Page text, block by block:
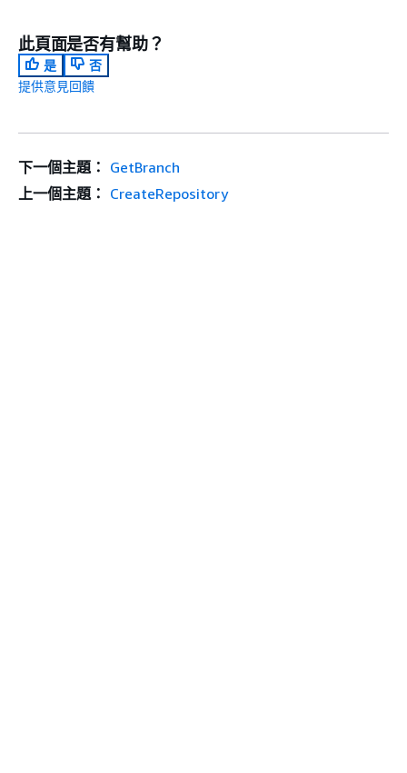
此頁面是否有幫助？
是
否
提供意見回饋
下一個主題： GetBranch
上一個主題： CreateRepository